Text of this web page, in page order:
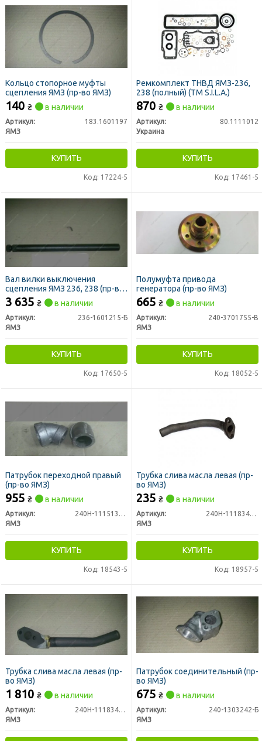
Кольцо стопорное муфты
сцепления ЯМЗ (пр-во ЯМЗ)
140 ₴ в наличии
Артикул:
183.1601197
ЯМЗ
КУПИТЬ
Код: 17224-5
Ремкомплект ТНВД ЯМЗ-236,
238 (полный) (TM S.I.L.A.)
870 ₴ в наличии
Артикул:
80.1111012
Украина
КУПИТЬ
Код: 17461-5
Вал вилки выключения
сцепления ЯМЗ 236, 238 (пр-во
ЯМЗ)
3 635 ₴ в наличии
Артикул:
236-1601215-Б
ЯМЗ
КУПИТЬ
Код: 17650-5
Полумуфта привода
генератора (пр-во ЯМЗ)
665 ₴ в наличии
Артикул:
240-3701755-В
ЯМЗ
КУПИТЬ
Код: 18052-5
Патрубок переходной правый
(пр-во ЯМЗ)
955 ₴ в наличии
Артикул:
240Н-1115130-А
ЯМЗ
КУПИТЬ
Код: 18543-5
Трубка слива масла левая (пр-
во ЯМЗ)
235 ₴ в наличии
Артикул:
240Н-1118341-Б
ЯМЗ
КУПИТЬ
Код: 18957-5
Трубка слива масла левая (пр-
во ЯМЗ)
1 810 ₴ в наличии
Артикул:
240Н-1118341-Г
ЯМЗ
Патрубок соединительный (пр-
во ЯМЗ)
675 ₴ в наличии
Артикул:
240-1303242-Б
ЯМЗ